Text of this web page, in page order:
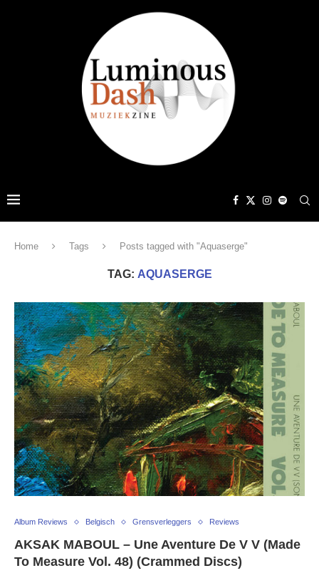
Home Tags Posts tagged with "Aquaserge"
TAG: AQUASERGE
Album Reviews Belgisch Grensverleggers Reviews
AKSAK MABOUL – Une Aventure De V V (Made
To Measure Vol. 48) (Crammed Discs)